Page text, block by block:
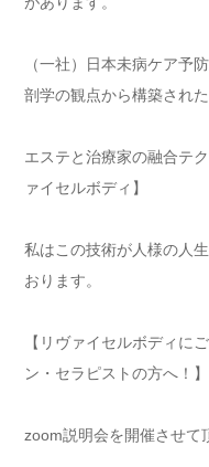
（一社）日本未病ケア予
剖学の観点から構築された
エステと治療家の融合テ
ァイセルボディ】
私はこの技術が人様の人
おります。
【リヴァイセルボディに
ン・セラピストの方へ！】
zoom説明会を開催させて